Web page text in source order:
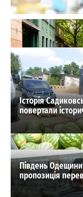
Безкоштовні обіди
розповіли, як
садочках
0
30-07-2026 в 19:28
ВИБІР РЕДАКЦІЇ
Історія
повертали
Південь
пропозиція